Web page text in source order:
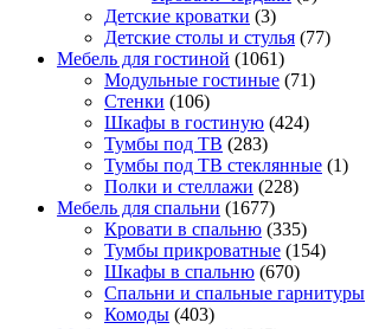
Детские кроватки (3)
Детские столы и стулья (77)
Мебель для гостиной (1061)
Модульные гостиные (71)
Стенки (106)
Шкафы в гостиную (424)
Тумбы под ТВ (283)
Тумбы под ТВ стеклянные (1)
Полки и стеллажи (228)
Мебель для спальни (1677)
Кровати в спальню (335)
Тумбы прикроватные (154)
Шкафы в спальню (670)
Спальни и спальные гарнитуры
Комоды (403)